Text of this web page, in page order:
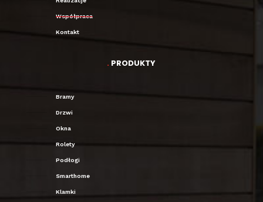
Współpraca
Kontakt
. PRODUKTY
Bramy
Drzwi
Okna
Rolety
Podłogi
Smarthome
Klamki